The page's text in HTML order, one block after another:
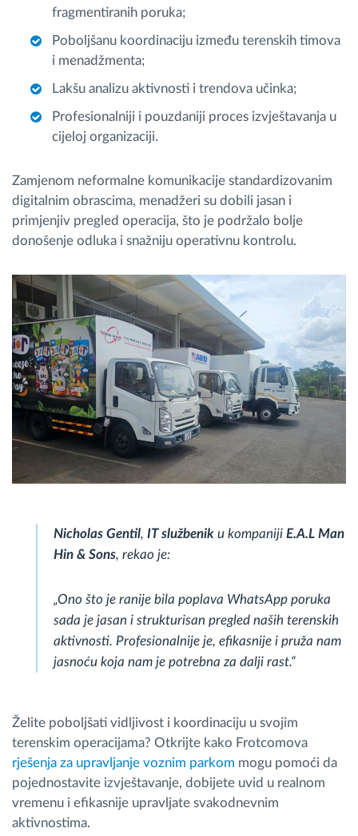
fragmentiranih poruka;
Poboljšanu koordinaciju između terenskih timova
i menadžmenta;
Lakšu analizu aktivnosti i trendova učinka;
Profesionalniji i pouzdaniji proces izvještavanja u
cijeloj organizaciji.
Zamjenom neformalne komunikacije standardizovanim
digitalnim obrascima, menadžeri su dobili jasan i
primjenjiv pregled operacija, što je podržalo bolje
donošenje odluka i snažniju operativnu kontrolu.
Nicholas Gentil, IT službenik u kompaniji E.A.L Man
Hin & Sons, rekao je:
„Ono što je ranije bila poplava WhatsApp poruka
sada je jasan i strukturisan pregled naših terenskih
aktivnosti. Profesionalnije je, efikasnije i pruža nam
jasnoću koja nam je potrebna za dalji rast.“
Želite poboljšati vidljivost i koordinaciju u svojim
terenskim operacijama? Otkrijte kako Frotcomova
rješenja za upravljanje voznim parkom mogu pomoći da
pojednostavite izvještavanje, dobijete uvid u realnom
vremenu i efikasnije upravljate svakodnevnim
aktivnostima.